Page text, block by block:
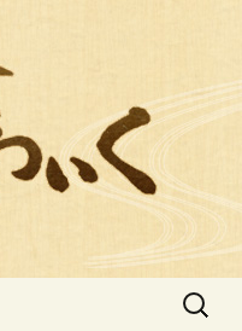
人気の居酒屋
最新情報
検